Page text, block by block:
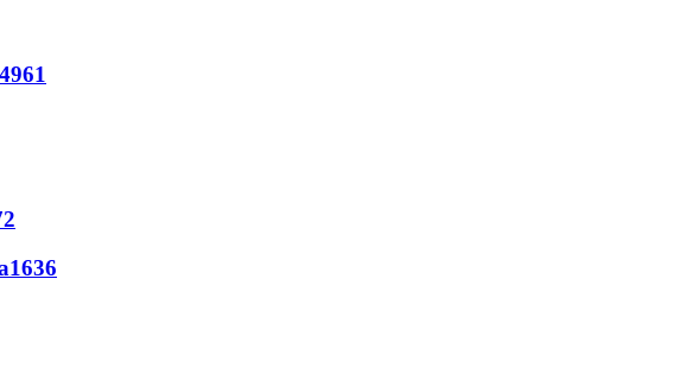
4961
1636